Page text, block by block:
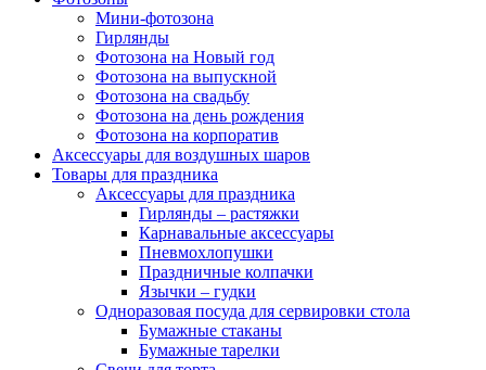
Мини-фотозона
Гирлянды
Фотозона на Новый год
Фотозона на выпускной
Фотозона на свадьбу
Фотозона на день рождения
Фотозона на корпоратив
Аксессуары для воздушных шаров
Товары для праздника
Аксессуары для праздника
Гирлянды – растяжки
Карнавальные аксессуары
Пневмохлопушки
Праздничные колпачки
Язычки – гудки
Одноразовая посуда для сервировки стола
Бумажные стаканы
Бумажные тарелки